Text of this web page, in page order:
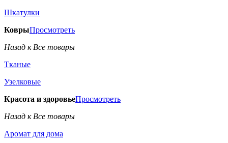
Шкатулки
КоврыПросмотреть
Назад к Все товары
Тканые
Узелковые
Красота и здоровьеПросмотреть
Назад к Все товары
Аромат для дома